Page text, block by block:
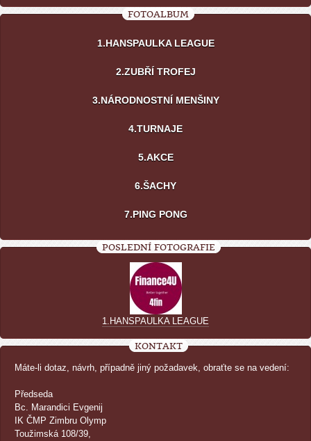
FOTOALBUM
1.HANSPAULKA LEAGUE
2.ZUBŘÍ TROFEJ
3.NÁRODNOSTNÍ MENŠINY
4.TURNAJE
5.AKCE
6.ŠACHY
7.PING PONG
POSLEDNÍ FOTOGRAFIE
1.HANSPAULKA LEAGUE
KONTAKT
Máte-li dotaz, návrh, případně jiný požadavek, obraťte se na vedení:
Předseda
Bc. Marandici Evgenij
IK ČMP Zimbru Olymp
Toužimská 108/39,